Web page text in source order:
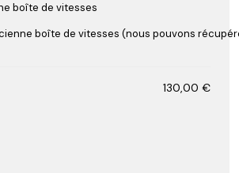
boîte de vitesses
boîte de vitesses (nous pouvons
130,00 €